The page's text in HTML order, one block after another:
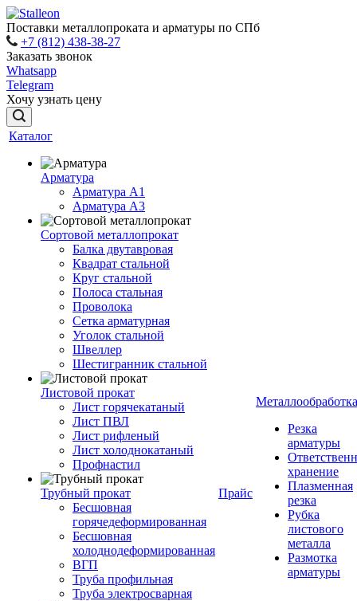
Поставки металлопроката и арматуры по СПб
+7 (812) 438-38-27
Заказать звонок
Whatsapp
Telegram
Хочу узнать цену
Каталог
Арматура
Арматура A1
Арматура А3
Сортовой металлопрокат
Балка двутавровая
Квадрат стальной
Круг стальной
Полоса стальная
Проволока
Сетка арматурная
Уголок стальной
Швеллер
Шестигранник стальной
Листовой прокат
Лист горячекатаный
Лист ПВЛ
Лист рифленый
Лист холоднокатаный
Профнастил
Трубный прокат
Бесшовная
горячедеформированная
Бесшовная
холоднодеформированная
ВГП
Труба профильная
Труба электросварная
Прайс
Металлообработка
Резка
арматуры
хранение
Плазменная
резка
Рубка
листового
металла
Размотка
арматуры